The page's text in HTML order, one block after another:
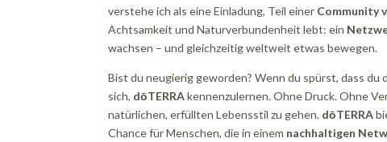
verstehe ich als eine Einladung, Teil einer Community
Achtsamkeit und Naturverbundenheit lebt: ein
wachsen – und gleichzeitig weltweit etwas bewegen.
Bist du neugierig geworden? Wenn du spürst, dass
sich, dōTERRAkennenzulernen. Ohne Druck. Ohne
natürlichen, erfüllten Lebensstil zu gehen. dōTERRA
Chance für Menschen, die in einem nachhaltigen